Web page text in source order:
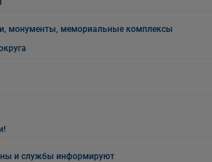
монументы, мемориальные комплексы
и службы информируют